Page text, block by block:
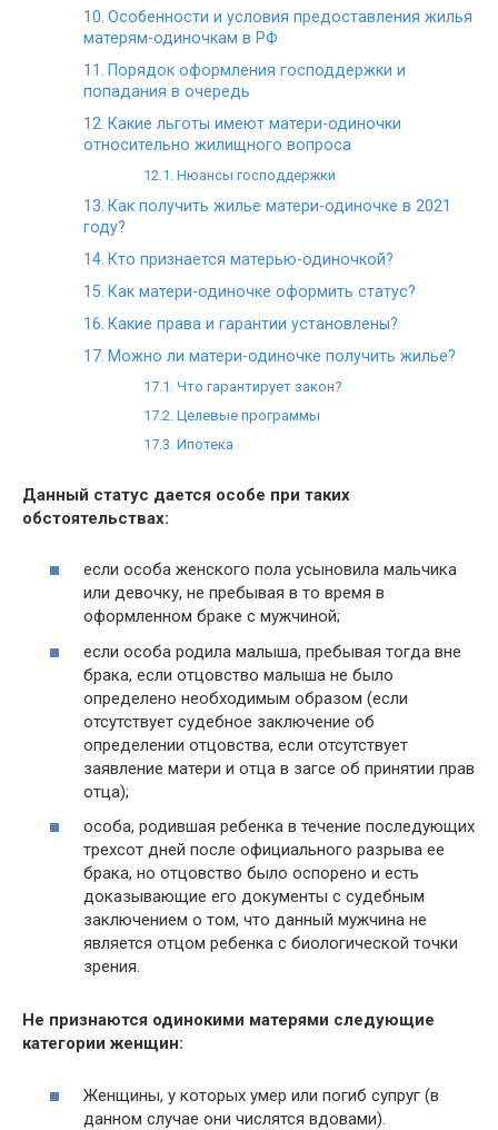
Особенности и условия предоставления жилья
матерям-одиночкам в РФ
Порядок оформления господдержки и
попадания в очередь
Какие льготы имеют матери-одиночки
относительно жилищного вопроса
Нюансы господдержки
Как получить жилье матери-одиночке в 2021
году?
Кто признается матерью-одиночкой?
Как матери-одиночке оформить статус?
Какие права и гарантии установлены?
Можно ли матери-одиночке получить жилье?
Что гарантирует закон?
Целевые программы
Ипотека
Данный статус дается особе при таких
обстоятельствах:
если особа женского пола усыновила мальчика
или девочку, не пребывая в то время в
оформленном браке с мужчиной;
если особа родила малыша, пребывая тогда вне
брака, если отцовство малыша не было
определено необходимым образом (если
отсутствует судебное заключение об
определении отцовства, если отсутствует
заявление матери и отца в загсе об принятии прав
отца);
особа, родившая ребенка в течение последующих
трехсот дней после официального разрыва ее
брака, но отцовство было оспорено и есть
доказывающие его документы с судебным
заключением о том, что данный мужчина не
является отцом ребенка с биологической точки
зрения.
Не признаются одинокими матерями следующие
категории женщин:
Женщины, у которых умер или погиб супруг (в
данном случае они числятся вдовами).